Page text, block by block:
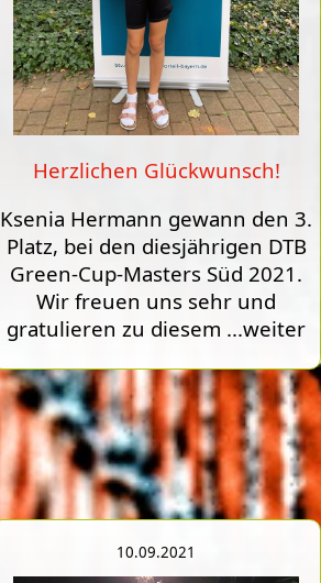
Herzlichen Glückwunsch!
Ksenia Hermann gewann den 3.
Platz, bei den diesjährigen DTB
Green-Cup-Masters Süd 2021.
Wir freuen uns sehr und
gratulieren zu diesem ...weiter
10.09.2021